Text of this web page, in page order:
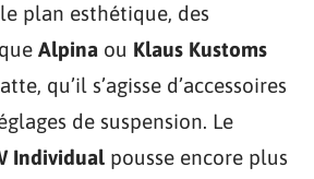
plan esthétique, des
Alpina ou Klaus Kustoms
qu’il s’agisse d’accessoires
de suspension. Le
Individual pousse encore plus